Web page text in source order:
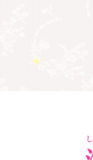
３次元
ロックバ